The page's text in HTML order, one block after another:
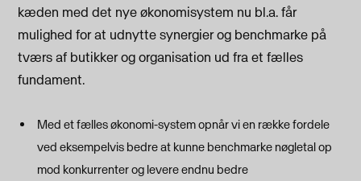
kæden med det nye økonomisystem nu bl.a. får
mulighed for at udnytte synergier og benchmarke på
tværs af butikker og organisation ud fra et fælles
fundament.
Med et fælles økonomi-system opnår vi en række fordele
ved eksempelvis bedre at kunne benchmarke nøgletal op
mod konkurrenter og levere endnu bedre